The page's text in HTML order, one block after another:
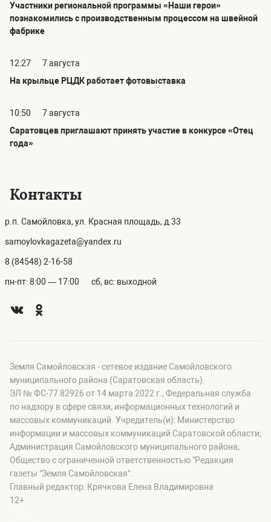
Участники региональной программы «Наши герои»
познакомились с производственным процессом на швейной
фабрике
12:27
7 августа
На крыльце РЦДК работает фотовыставка
10:50
7 августа
Саратовцев приглашают принять участие в конкурсе «Отец
года»
Контакты
р.п. Самойловка, ул. Красная площадь, д.33
samoylovkagazeta@yandex.ru
8 (84548) 2-16-58
пн-пт: 8:00 — 17:00 сб, вс: выходной
Земля Самойловская - сетевое издание Самойловского
муниципального района (Саратовская область).
ЭЛ № ФС-77 82926 от 14 марта 2022 г., Федеральная служба
по надзору в сфере связи, информационных технологий и
массовых коммуникаций. Учредитель(и): Министерство
информации и массовых коммуникаций Саратовской области;
Администрация Самойловского муниципального района;
Общество с ограниченной ответственностью "Редакция
газеты "Земля Самойловская".
Главный редактор: Крячкова Елена Владимировна
12+